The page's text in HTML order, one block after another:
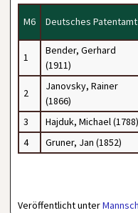
M6 Deutsches Patentamt
1
Bender, Gerhard
(1911)
2
Janovsky, Rainer
(1866)
3 Hajduk, Michael (1788)
4
Gruner, Jan (1852)
Veröffentlicht unter